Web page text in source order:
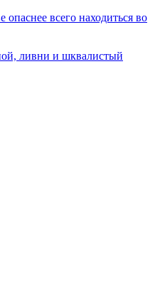
опаснее всего находиться во
ливни и шквалистый